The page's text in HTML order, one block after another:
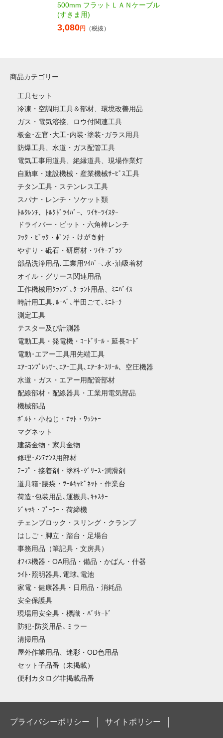
500mm フラットＬＡＮケーブル
(すきま用)
3,080円 （税抜）
商品カテゴリー
工具セット
冷凍・空調用工具＆部材、環境改善用品
ガス・電気溶接、ロウ付関連工具
板金･左官･大工･内装･塗装･ガラス用具
防爆工具、水道・ガス配管工具
電気工事用道具、絶縁道具、現場作業灯
自動車・建設機械・産業機械ｻｰﾋﾞｽ工具
チタン工具・ステンレス工具
スパナ・レンチ・ソケット類
ﾄﾙｸﾚﾝﾁ、ﾄﾙｸﾄﾞﾗｲﾊﾞｰ、ﾜｲﾔｰﾂｲｽﾀｰ
ドライバー・ビット・六角棒レンチ
ﾌｯｸ・ﾋﾟｯｸ・ﾎﾟﾝﾁ・けがき針
やすり・砥石・研磨材・ﾜｲﾔｰﾌﾞﾗｼ
部品洗浄用品､工業用ﾜｲﾊﾟｰ､水･油吸着材
オイル・グリース関連用品
工作機械用ｸﾗﾝﾌﾟ､ｸｰﾗﾝﾄ用品、ﾐﾆﾊﾞｲｽ
時計用工具､ﾙｰﾍﾟ､半田ごて､ﾐﾆﾄｰﾁ
測定工具
テスター及び計測器
電動工具・発電機・ｺｰﾄﾞﾘｰﾙ・延長ｺｰﾄﾞ
電動･エアー工具用先端工具
ｴｱｰｺﾝﾌﾟﾚｯｻｰ､ｴｱｰ工具､ｴｱｰﾎｰｽﾘｰﾙ、空圧機器
水道・ガス・エアー用配管部材
配線部材・配線器具・工業用電気部品
機械部品
ﾎﾞﾙﾄ・小ねじ・ﾅｯﾄ・ﾜｯｼｬｰ
マグネット
建築金物・家具金物
修理･ﾒﾝﾃﾅﾝｽ用部材
ﾃｰﾌﾟ・接着剤・塗料･ｸﾞﾘｰｽ･潤滑剤
道具箱･腰袋・ﾂｰﾙｷｬﾋﾞﾈｯﾄ・作業台
荷造･包装用品､運搬具､ｷｬｽﾀｰ
ｼﾞｬｯｷ・ﾌﾟｰﾗｰ・荷締機
チェンブロック・スリング・クランプ
はしご・脚立・踏台・足場台
事務用品（筆記具・文房具）
ｵﾌｨｽ機器・OA用品・備品・かばん・什器
ﾗｲﾄ･照明器具､電球､電池
家電・健康器具・日用品・消耗品
安全保護具
現場用安全具・標識・ﾊﾞﾘｹｰﾄﾞ
防犯･防災用品､ミラー
清掃用品
屋外作業用品、迷彩・OD色用品
セット子品番（未掲載）
便利カタログ非掲載品番
プライバシーポリシー サイトポリシー